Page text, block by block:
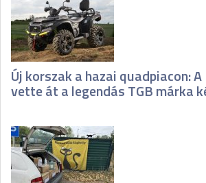
Új korszak a hazai quadpiacon:
vette át a legendás TGB márka